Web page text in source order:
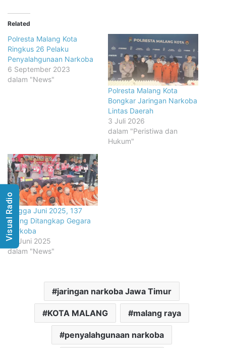
Related
Polresta Malang Kota
Ringkus 26 Pelaku
Penyalahgunaan Narkoba
6 September 2023
dalam "News"
Polresta Malang Kota
Bongkar Jaringan Narkoba
Lintas Daerah
3 Juli 2026
dalam "Peristiwa dan
Hukum"
Hingga Juni 2025, 137
Orang Ditangkap Gegara
Narkoba
26 Juni 2025
dalam "News"
jaringan narkoba Jawa Timur
KOTA MALANG malang raya
penyalahgunaan narkoba
Visual Radio